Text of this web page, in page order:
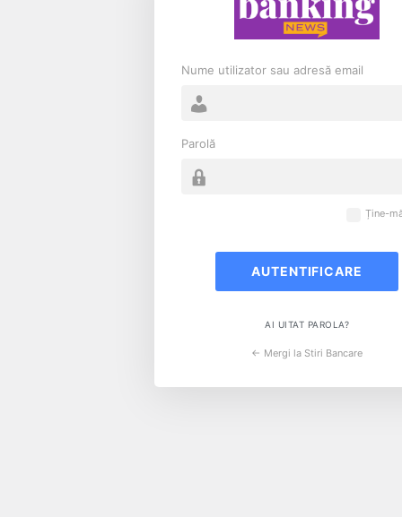
Nume utilizator sau adresă email
Parolă
Ține-
AI UITAT PAROLA?
← Mergi la Stiri Bancare